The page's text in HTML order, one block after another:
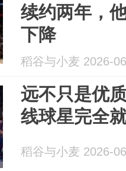
续约两年，
下降
稻谷与小麦 2026-
远不只是优
线球星完全
稻谷与小麦 2026-